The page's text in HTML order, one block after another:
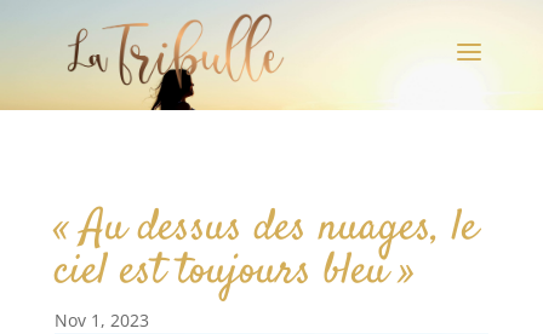
a
« Au dessus des nuages, le
ciel est toujours bleu »
Nov 1, 2023